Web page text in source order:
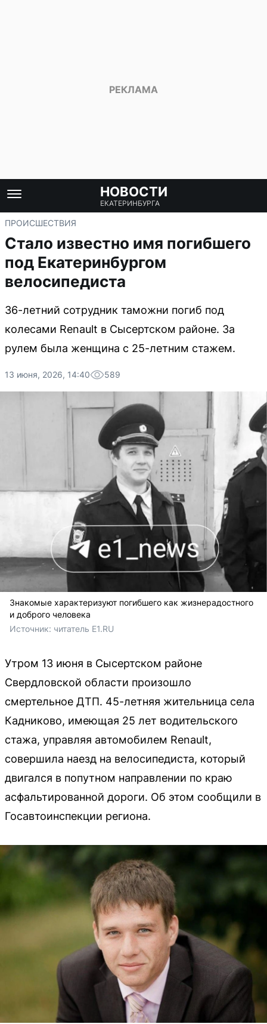
НОВОСТИ
ЕКАТЕРИНБУРГА
ПРОИСШЕСТВИЯ
Стало известно имя погибшего
под Екатеринбургом
велосипедиста
36-летний сотрудник таможни погиб под
колесами Renault в Сысертском районе. За
рулем была женщина с 25-летним стажем.
13 июня, 2026, 14:40 589
Знакомые характеризуют погибшего как жизнерадостного
и доброго человека
Источник: читатель E1.RU
Утром 13 июня в Сысертском районе
Свердловской области произошло
смертельное ДТП. 45-летняя жительница села
Кадниково, имеющая 25 лет водительского
стажа, управляя автомобилем Renault,
совершила наезд на велосипедиста, который
двигался в попутном направлении по краю
асфальтированной дороги. Об этом сообщили в
Госавтоинспекции региона.